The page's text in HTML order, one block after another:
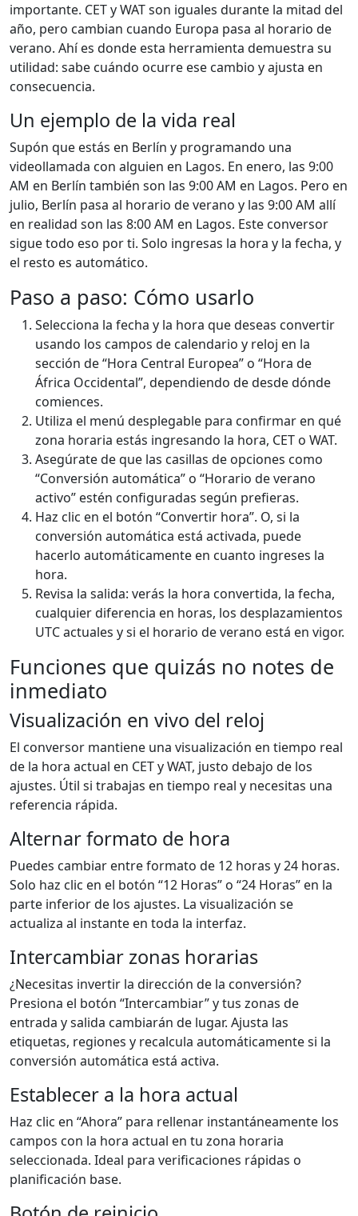
importante. CET y WAT son iguales durante la mitad del
año, pero cambian cuando Europa pasa al horario de
verano. Ahí es donde esta herramienta demuestra su
utilidad: sabe cuándo ocurre ese cambio y ajusta en
consecuencia.
Un ejemplo de la vida real
Supón que estás en Berlín y programando una
videollamada con alguien en Lagos. En enero, las 9:00
AM en Berlín también son las 9:00 AM en Lagos. Pero en
julio, Berlín pasa al horario de verano y las 9:00 AM allí
en realidad son las 8:00 AM en Lagos. Este conversor
sigue todo eso por ti. Solo ingresas la hora y la fecha, y
el resto es automático.
Paso a paso: Cómo usarlo
Selecciona la fecha y la hora que deseas convertir
usando los campos de calendario y reloj en la
sección de “Hora Central Europea” o “Hora de
África Occidental”, dependiendo de desde dónde
comiences.
Utiliza el menú desplegable para confirmar en qué
zona horaria estás ingresando la hora, CET o WAT.
Asegúrate de que las casillas de opciones como
“Conversión automática” o “Horario de verano
activo” estén configuradas según prefieras.
Haz clic en el botón “Convertir hora”. O, si la
conversión automática está activada, puede
hacerlo automáticamente en cuanto ingreses la
hora.
Revisa la salida: verás la hora convertida, la fecha,
cualquier diferencia en horas, los desplazamientos
UTC actuales y si el horario de verano está en vigor.
Funciones que quizás no notes de
inmediato
Visualización en vivo del reloj
El conversor mantiene una visualización en tiempo real
de la hora actual en CET y WAT, justo debajo de los
ajustes. Útil si trabajas en tiempo real y necesitas una
referencia rápida.
Alternar formato de hora
Puedes cambiar entre formato de 12 horas y 24 horas.
Solo haz clic en el botón “12 Horas” o “24 Horas” en la
parte inferior de los ajustes. La visualización se
actualiza al instante en toda la interfaz.
Intercambiar zonas horarias
¿Necesitas invertir la dirección de la conversión?
Presiona el botón “Intercambiar” y tus zonas de
entrada y salida cambiarán de lugar. Ajusta las
etiquetas, regiones y recalcula automáticamente si la
conversión automática está activa.
Establecer a la hora actual
Haz clic en “Ahora” para rellenar instantáneamente los
campos con la hora actual en tu zona horaria
seleccionada. Ideal para verificaciones rápidas o
planificación base.